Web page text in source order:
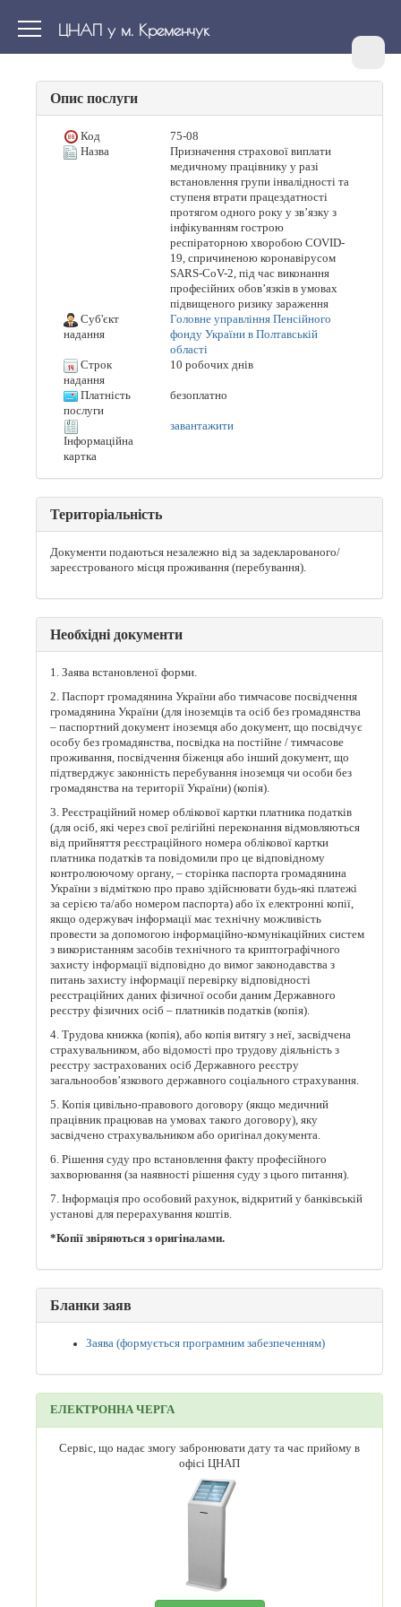
ЦНАП у м. Кременчук
Опис послуги
Код
75-08
Назва
Призначення страхової виплати
медичному працівнику у разі
встановлення групи інвалідності та
ступеня втрати працездатності
протягом одного року у зв’язку з
інфікуванням гострою
респіраторною хворобою COVID-
19, спричиненою коронавірусом
SARS-CoV-2, під час виконання
професійних обов’язків в умовах
підвищеного ризику зараження
Суб'єкт
надання
Головне управління Пенсійного
фонду України в Полтавській
області
Строк
надання
10 робочих днів
Платність
послуги
безоплатно
Інформаційна
картка
завантажити
Територіальність
Документи подаються незалежно від за задекларованого/
зареєстрованого місця проживання (перебування).
Необхідні документи
1. Заява встановленої форми.
2. Паспорт громадянина України або тимчасове посвідчення
громадянина України (для іноземців та осіб без громадянства
– паспортний документ іноземця або документ, що посвідчує
особу без громадянства, посвідка на постійне / тимчасове
проживання, посвідчення біженця або інший документ, що
підтверджує законність перебування іноземця чи особи без
громадянства на території України) (копія).
3. Реєстраційний номер облікової картки платника податків
(для осіб, які через свої релігійні переконання відмовляються
від прийняття реєстраційного номера облікової картки
платника податків та повідомили про це відповідному
контролюючому органу, – сторінка паспорта громадянина
України з відміткою про право здійснювати будь-які платежі
за серією та/або номером паспорта) або їх електронні копії,
якщо одержувач інформації має технічну можливість
провести за допомогою інформаційно-комунікаційних систем
з використанням засобів технічного та криптографічного
захисту інформації відповідно до вимог законодавства з
питань захисту інформації перевірку відповідності
реєстраційних даних фізичної особи даним Державного
реєстру фізичних осіб – платників податків (копія).
4. Трудова книжка (копія), або копія витягу з неї, засвідчена
страхувальником, або відомості про трудову діяльність з
реєстру застрахованих осіб Державного реєстру
загальнообов’язкового державного соціального страхування.
5. Копія цивільно-правового договору (якщо медичний
працівник працював на умовах такого договору), яку
засвідчено страхувальником або оригінал документа.
6. Рішення суду про встановлення факту професійного
захворювання (за наявності рішення суду з цього питання).
7. Інформація про особовий рахунок, відкритий у банківській
установі для перерахування коштів.
*Копії звіряються з оригіналами.
Бланки заяв
Заява (формується програмним забезпеченням)
ЕЛЕКТРОННА ЧЕРГА
Сервіс, що надає змогу забронювати дату та час прийому в
офісі ЦНАП